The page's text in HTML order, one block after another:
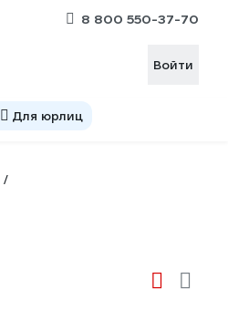
8 800 550-37-70
Войти
Для юрлиц
/